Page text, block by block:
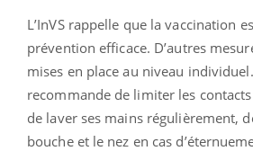
L’InVS rappelle que la vaccination
prévention efficace. D’autres
mises en place au niveau
recommande de limiter les
de laver ses mains régulièrement,
bouche et le nez en cas